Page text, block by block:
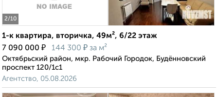
2/10
1-к квартира, вторичка, 49м², 6/22 этаж
7 090 000 ₽ 144 300 ₽ за м²
Октябрьский район, мкр. Рабочий Городок, Будённовский
проспект 120/1с1
Агентство, 05.08.2026